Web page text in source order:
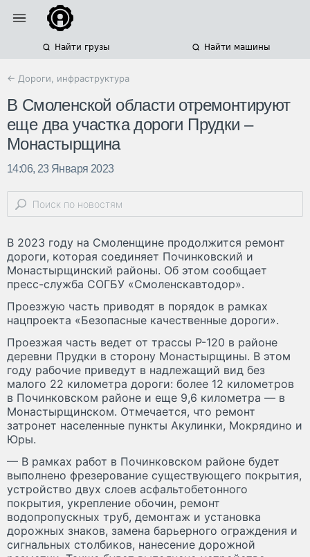
Найти грузы Найти машины
← Дороги, инфраструктура
В Смоленской области отремонтируют
еще два участка дороги Прудки –
Монастырщина
14:06, 23 Января 2023
В 2023 году на Смоленщине продолжится ремонт
дороги, которая соединяет Починковский и
Монастырщинский районы. Об этом сообщает
пресс-служба СОГБУ «Смоленскавтодор».
Проезжую часть приводят в порядок в рамках
нацпроекта «Безопасные качественные дороги».
Проезжая часть ведет от трассы Р-120 в районе
деревни Прудки в сторону Монастырщины. В этом
году рабочие приведут в надлежащий вид без
малого 22 километра дороги: более 12 километров
в Починковском районе и еще 9,6 километра — в
Монастырщинском. Отмечается, что ремонт
затронет населенные пункты Акулинки, Мокрядино и
Юры.
— В рамках работ в Починковском районе будет
выполнено фрезерование существующего покрытия,
устройство двух слоев асфальтобетонного
покрытия, укрепление обочин, ремонт
водопропускных труб, демонтаж и установка
дорожных знаков, замена барьерного ограждения и
сигнальных столбиков, нанесение дорожной